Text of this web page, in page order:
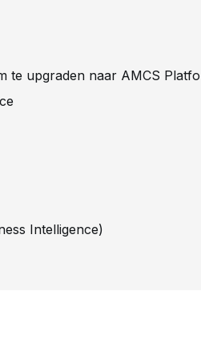
te upgraden naar AMCS
Intelligence)